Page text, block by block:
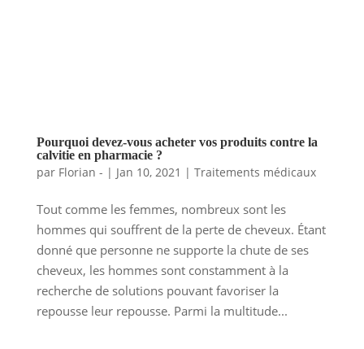
Pourquoi devez-vous acheter vos produits contre la
calvitie en pharmacie ?
par Florian - | Jan 10, 2021 | Traitements médicaux
Tout comme les femmes, nombreux sont les
hommes qui souffrent de la perte de cheveux. Étant
donné que personne ne supporte la chute de ses
cheveux, les hommes sont constamment à la
recherche de solutions pouvant favoriser la
repousse leur repousse. Parmi la multitude...